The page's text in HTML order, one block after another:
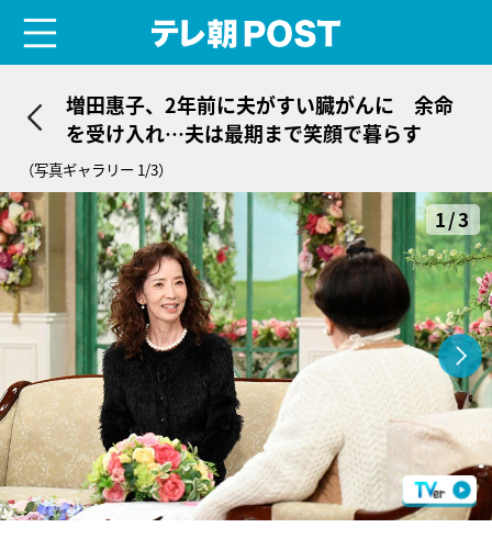
増田惠子、2年前に夫がすい臓がんに 余命
を受け入れ…夫は最期まで笑顔で暮らす
（写真ギャラリー 1/3）
1/3